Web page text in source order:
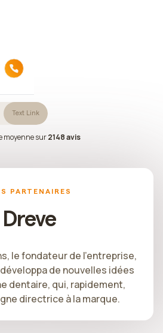
Text Link
moyenne sur2148 avis
PARTENAIRES
Dreve
le fondateur de l’entreprise,
de nouvelles idées
dentaire, qui, rapidement,
directrice à la marque.